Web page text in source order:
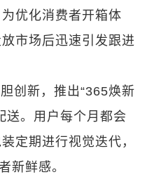
优化消费者开箱体
市场后迅速引发跟进
创新，推出“365焕新
送。用户每个月都会
定期进行视觉迭代，
新鲜感。